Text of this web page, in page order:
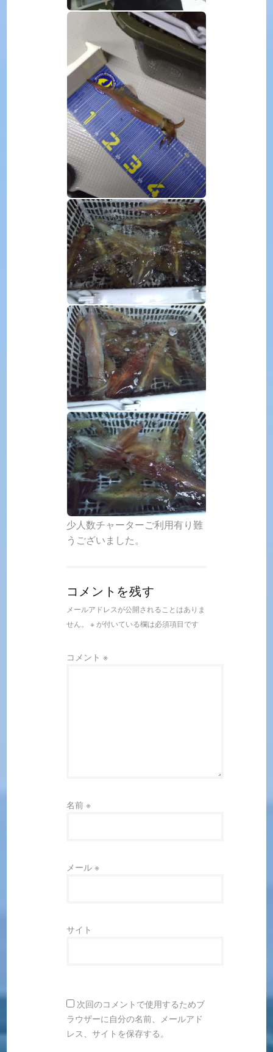
少人数チャーターご利用有り難
うございました。
コメントを残す
メールアドレスが公開されることはありま
せん。
※が付いている欄は必須項目です
コメント ※
名前 ※
メール ※
サイト
次回のコメントで使用するためブ
ラウザーに自分の名前、メールアド
レス、サイトを保存する。